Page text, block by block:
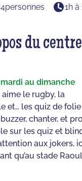
personnes 1h à
du centre
mardi au dimanche
aime le rugby, la
et… les quiz de folie
chanter, et
sur les quiz et
aux jokers,
qu’au stade